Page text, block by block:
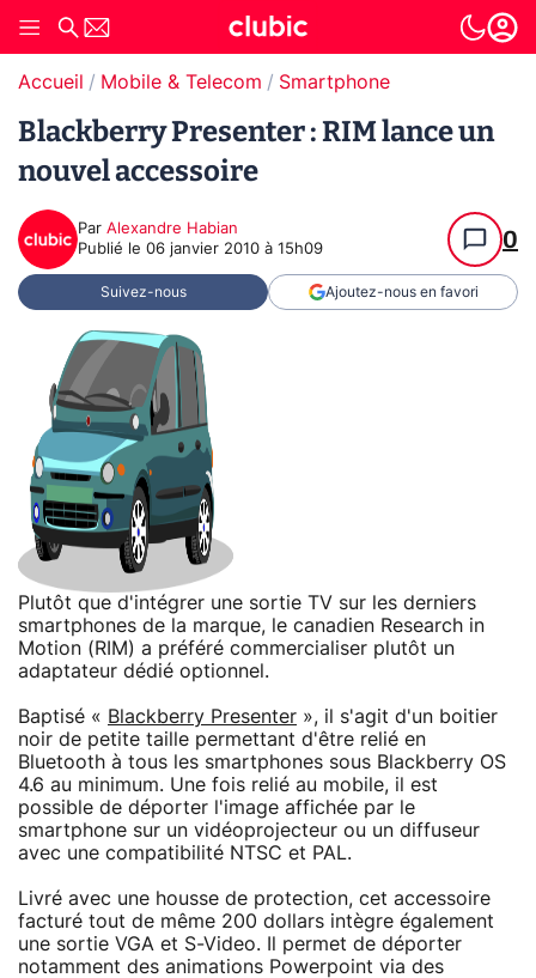
Accueil Mobile & Telecom Smartphone
Blackberry Presenter : RIM lance un
nouvel accessoire
Par Alexandre Habian
Publié le 06 janvier 2010 à 15h09 0
Suivez-nous Ajoutez-nous en favori
Plutôt que d'intégrer une sortie TV sur les derniers
smartphones de la marque, le canadien Research in
Motion (RIM) a préféré commercialiser plutôt un
adaptateur dédié optionnel.
Baptisé « Blackberry Presenter », il s'agit d'un boitier
noir de petite taille permettant d'être relié en
Bluetooth à tous les smartphones sous Blackberry OS
4.6 au minimum. Une fois relié au mobile, il est
possible de déporter l'image affichée par le
smartphone sur un vidéoprojecteur ou un diffuseur
avec une compatibilité NTSC et PAL.
Livré avec une housse de protection, cet accessoire
facturé tout de même 200 dollars intègre également
une sortie VGA et S-Video. Il permet de déporter
notamment des animations Powerpoint via des